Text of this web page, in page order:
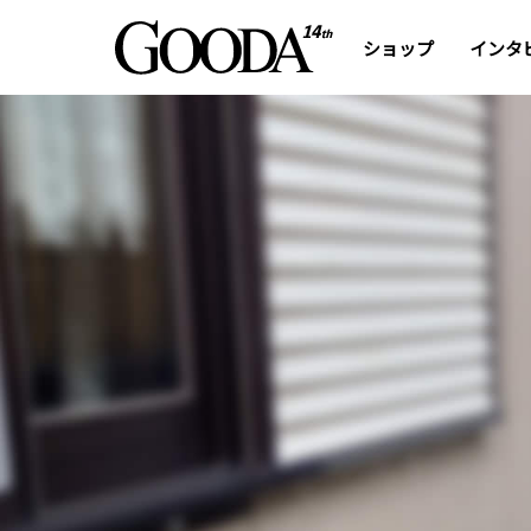
ショップ インタ
エコキュートマイスタ
一貫したサービス展開